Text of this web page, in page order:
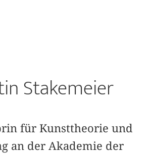
Stakemeier
für Kunsttheorie und
an der Akademie der